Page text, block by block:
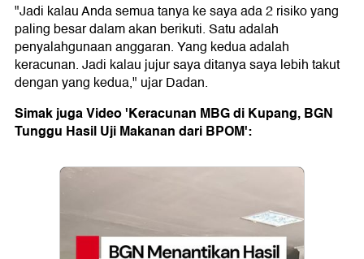
"Jadi kalau Anda semua tanya ke saya ada 2 risiko yang
paling besar dalam akan berikuti. Satu adalah
penyalahgunaan anggaran. Yang kedua adalah
keracunan. Jadi kalau jujur saya ditanya saya lebih takut
dengan yang kedua," ujar Dadan.
Simak juga Video 'Keracunan MBG di Kupang, BGN
Tunggu Hasil Uji Makanan dari BPOM':